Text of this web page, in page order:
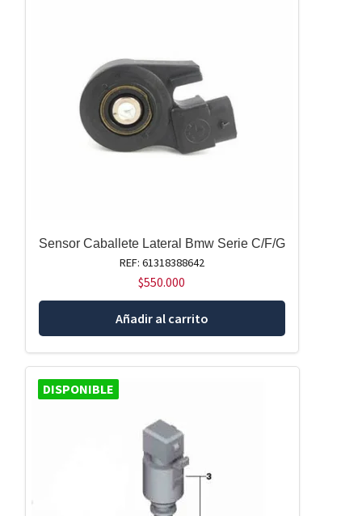
Sensor Caballete Lateral Bmw Serie C/F/G
REF: 61318388642
$550.000
Añadir al carrito
DISPONIBLE